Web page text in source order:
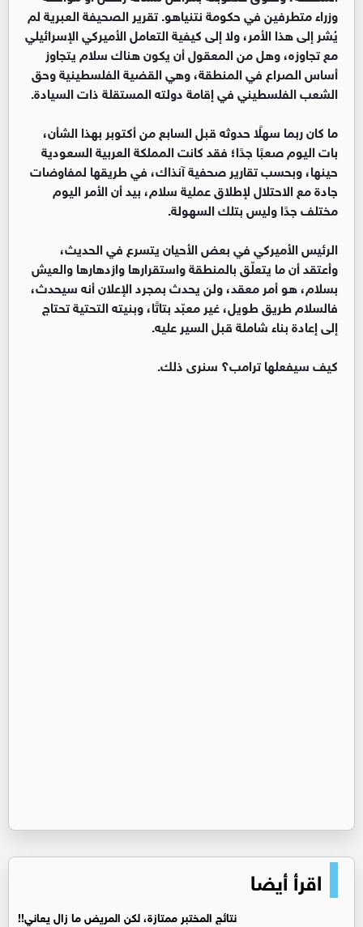
وزراء متطرفين في حكومة نتنياهو. تقرير الصحيفة العبرية لم
يُشر إلى هذا الأمر، ولا إلى كيفية التعامل الأميركي الإسرائيلي
مع تجاوزه، وهل من المعقول أن يكون هناك سلام يتجاوز
أساس الصراع في المنطقة، وهي القضية الفلسطينية وحق
الشعب الفلسطيني في إقامة دولته المستقلة ذات السيادة.
ما كان ربما سهلًا حدوثه قبل السابع من أكتوبر بهذا الشأن،
بات اليوم صعبًا جدًا؛ فقد كانت المملكة العربية السعودية
حينها، وبحسب تقارير صحفية آنذاك، في طريقها لمفاوضات
جادة مع الاحتلال لإطلاق عملية سلام، بيد أن الأمر اليوم
مختلف جدًا وليس بتلك السهولة.
الرئيس الأميركي في بعض الأحيان يتسرع في الحديث،
وأعتقد أن ما يتعلّق بالمنطقة واستقرارها وازدهارها والعيش
بسلام، هو أمر معقد، ولن يحدث بمجرد الإعلان أنه سيحدث،
فالسلام طريق طويل، غير معبّد بتاتًا، وبنيته التحتية تحتاج
إلى إعادة بناء شاملة قبل السير عليه.
كيف سيفعلها ترامب؟ سنرى ذلك.
اقرأ أيضا
نتائج المختبر ممتازة، لكن المريض ما زال يعاني!!